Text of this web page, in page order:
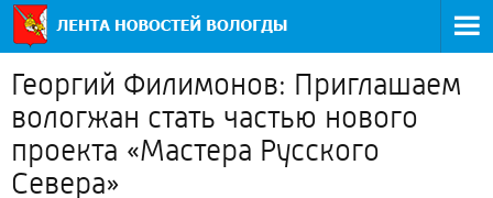
Георгий Филимонов: Приглашаем
вологжан стать частью нового
проекта «Мастера Русского
Севера»